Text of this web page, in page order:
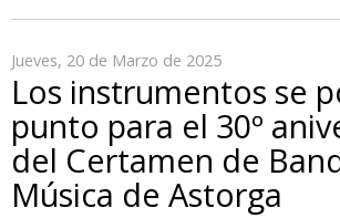
Jueves, 20 de Marzo de 2025
Los instrumentos se
punto para el 30º
del Certamen de
Música de Astorga